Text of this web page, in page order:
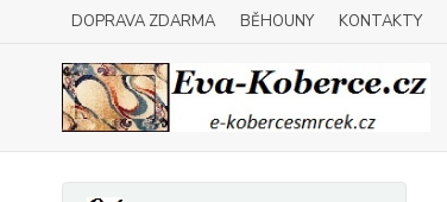
DOPRAVA ZDARMA BĚHOUNY KONTAKTY